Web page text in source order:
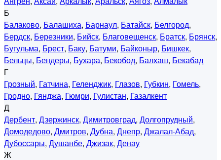
Б
Балаково, Балашиха, Барнаул, Батайск, Белгород,
Бердск, Березники, Бийск, Благовещенск, Братск, Брянск,
Бугульма, Брест, Баку, Батуми, Байконыр, Бишкек,
Бельцы, Бендеры, Бухара, Бекобод, Балхаш, Бекабад
Г
Грозный, Гатчина, Геленджик, Глазов, Губкин, Гомель,
Гродно, Гянджа, Гюмри, Гулистан, Газалкент
Д
Дербент, Дзержинск, Димитровград, Долгопрудный,
Домодедово, Дмитров, Дубна, Днепр, Джалал-Абад,
Дубоссары, Душанбе, Джизак, Денау
Ж